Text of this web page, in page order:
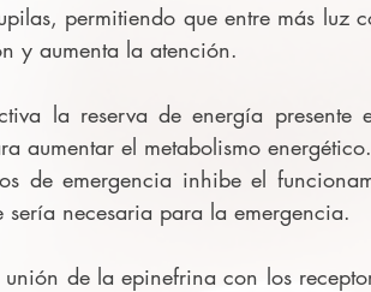
permitiendo que entre más
y aumenta la atención.
la reserva de energía
aumentar el metabolismo energético.
de emergencia inhibe el
sería necesaria para la emergencia.
de la epinefrina con los